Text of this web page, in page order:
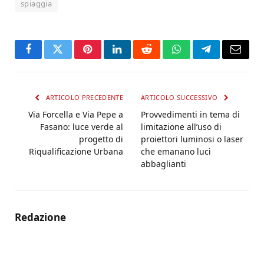
spiaggia
FacebookTwitterPinterestLinkedInRedditWhatsAppTelegramEmail
ARTICOLO PRECEDENTE
Via Forcella e Via Pepe a
Fasano: luce verde al
progetto di
Riqualificazione Urbana
ARTICOLO SUCCESSIVO
Provvedimenti in tema di
limitazione all’uso di
proiettori luminosi o laser
che emanano luci
abbaglianti
Redazione